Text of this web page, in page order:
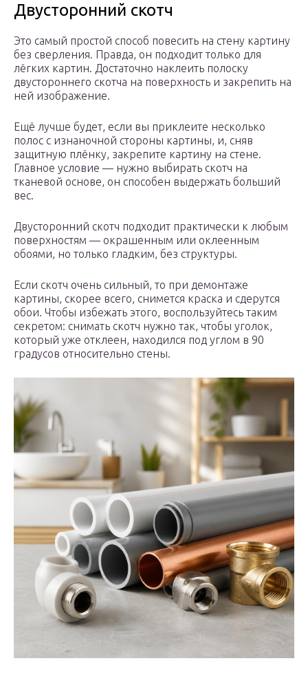
Двусторонний скотч
Это самый простой способ повесить на стену картину
без сверления. Правда, он подходит только для
лёгких картин. Достаточно наклеить полоску
двустороннего скотча на поверхность и закрепить на
ней изображение.
Ещё лучше будет, если вы приклеите несколько
полос с изнаночной стороны картины, и, сняв
защитную плёнку, закрепите картину на стене.
Главное условие — нужно выбирать скотч на
тканевой основе, он способен выдержать больший
вес.
Двусторонний скотч подходит практически к любым
поверхностям — окрашенным или оклеенным
обоями, но только гладким, без структуры.
Если скотч очень сильный, то при демонтаже
картины, скорее всего, снимется краска и сдерутся
обои. Чтобы избежать этого, воспользуйтесь таким
секретом: снимать скотч нужно так, чтобы уголок,
который уже отклеен, находился под углом в 90
градусов относительно стены.